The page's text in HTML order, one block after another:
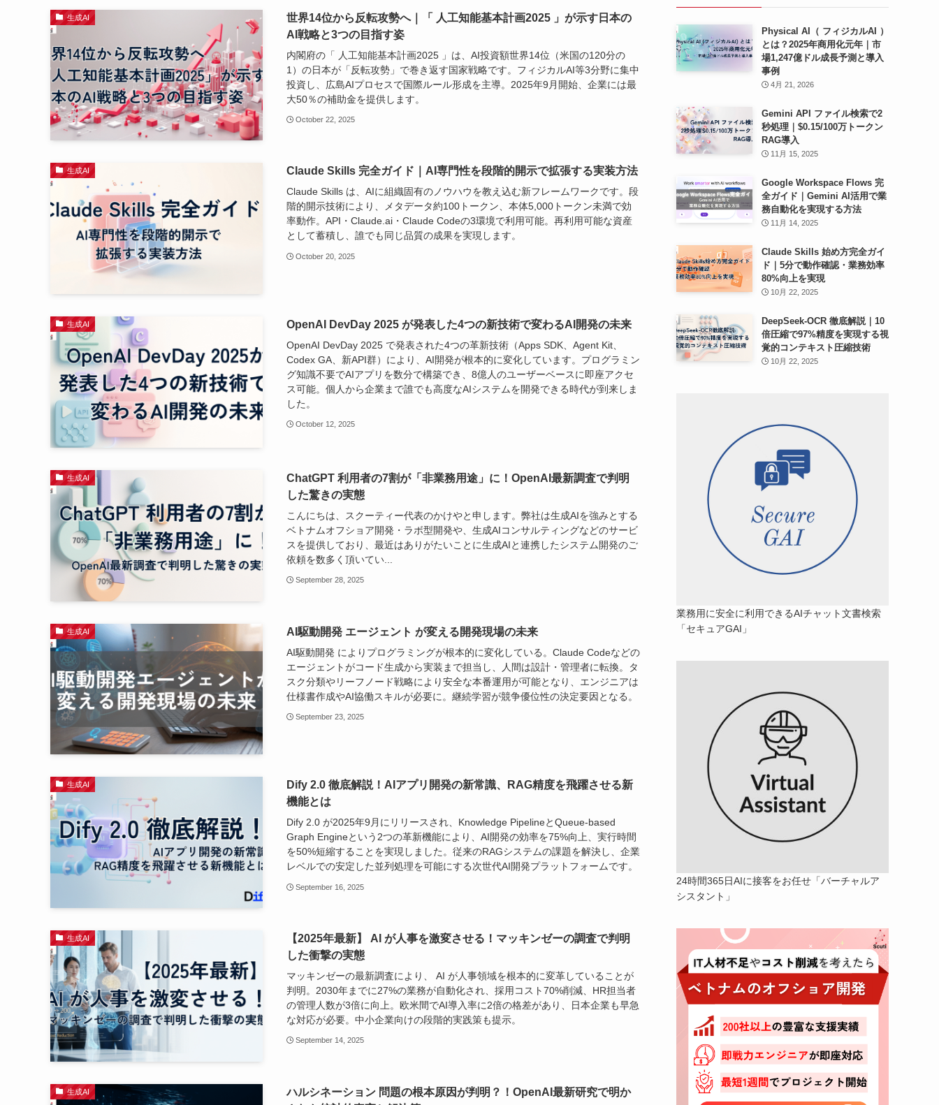
生成AI
世界14位から反転攻勢へ｜「 人工知能基本計画2025 」が示す日本の
AI戦略と3つの目指す姿
内閣府の「 人工知能基本計画2025 」は、AI投資額世界14位（米国の120分の
1）の日本が「反転攻勢」で巻き返す国家戦略です。フィジカルAI等3分野に集中
投資し、広島AIプロセスで国際ルール形成を主導。2025年9月開始、企業には最
大50％の補助金を提供します。
October 22, 2025
生成AI Claude Skills 完全ガイド｜AI専門性を段階的開示で拡張する実装方法
Claude Skills は、AIに組織固有のノウハウを教え込む新フレームワークです。段
階的開示技術により、メタデータ約100トークン、本体5,000トークン未満で効
率動作。API・Claude.ai・Claude Codeの3環境で利用可能。再利用可能な資産
として蓄積し、誰でも同じ品質の成果を実現します。
October 20, 2025
生成AI OpenAI DevDay 2025 が発表した4つの新技術で変わるAI開発の未来
OpenAI DevDay 2025 で発表された4つの革新技術（Apps SDK、Agent Kit、
Codex GA、新API群）により、AI開発が根本的に変化しています。プログラミン
グ知識不要でAIアプリを数分で構築でき、8億人のユーザーベースに即座アクセ
ス可能。個人から企業まで誰でも高度なAIシステムを開発できる時代が到来しま
した。
October 12, 2025
生成AI
ChatGPT 利用者の7割が「非業務用途」に！OpenAI最新調査で判明
した驚きの実態
こんにちは、スクーティー代表のかけやと申します。​弊社は生成AIを強みとする
ベトナムオフショア開発・ラボ型開発や、生成AIコンサルティングなどのサービ
スを提供しており、最近はありがたいことに生成AIと連携したシステム開発のご
依頼を数多く頂いてい...
September 28, 2025
生成AI AI駆動開発 エージェント が変える開発現場の未来
AI駆動開発 によりプログラミングが根本的に変化している。Claude Codeなどの
エージェントがコード生成から実装まで担当し、人間は設計・管理者に転換。タ
スク分類やリーフノード戦略により安全な本番運用が可能となり、エンジニアは
仕様書作成やAI協働スキルが必要に。継続学習が競争優位性の決定要因となる。
September 23, 2025
生成AI
Dify 2.0 徹底解説！AIアプリ開発の新常識、RAG精度を飛躍させる新
機能とは
Dify 2.0 が2025年9月にリリースされ、Knowledge PipelineとQueue-based
Graph Engineという2つの革新機能により、AI開発の効率を75%向上、実行時間
を50%短縮することを実現しました。従来のRAGシステムの課題を解決し、企業
レベルでの安定した並列処理を可能にする次世代AI開発プラットフォームです。
September 16, 2025
生成AI
【2025年最新】 AI が人事を激変させる！マッキンゼーの調査で判明
した衝撃の実態
マッキンゼーの最新調査により、 AI が人事領域を根本的に変革していることが
判明。2030年までに27%の業務が自動化され、採用コスト70%削減、HR担当者
の管理人数が3倍に向上。欧米間でAI導入率に2倍の格差があり、日本企業も早急
な対応が必要。中小企業向けの段階的実践策も提示。
September 14, 2025
生成AI
ハルシネーション 問題の根本原因が判明？！OpenAI最新研究で明か
Physical AI（ フィジカルAI ）
とは？2025年商用化元年｜市
場1,247億ドル成長予測と導入
事例
4月 21, 2026
Gemini API ファイル検索で2
秒処理｜$0.15/100万トークン
RAG導入
11月 15, 2025
Google Workspace Flows 完
全ガイド｜Gemini AI活用で業
務自動化を実現する方法
11月 14, 2025
Claude Skills 始め方完全ガイ
ド｜5分で動作確認・業務効率
80%向上を実現
10月 22, 2025
DeepSeek-OCR 徹底解説｜10
倍圧縮で97%精度を実現する視
覚的コンテキスト圧縮技術
10月 22, 2025
業務用に安全に利用できるAIチャット文書検索
「セキュアGAI」
24時間365日AIに接客をお任せ「バーチャルア
シスタント」